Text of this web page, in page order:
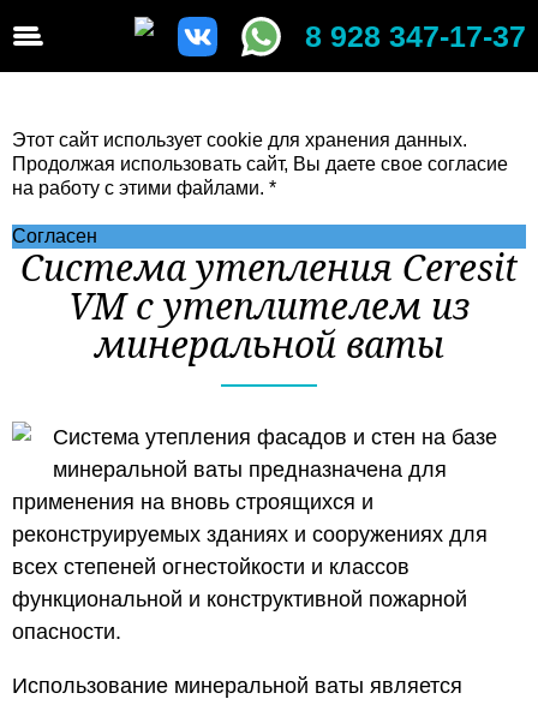
8 928 347-17-37
Этот сайт использует cookie для хранения данных.
Продолжая использовать сайт, Вы даете свое согласие
на работу с этими файлами. *
Согласен
Система утепления Ceresit
VM c утеплителем из
минеральной ваты
Система утепления фасадов и стен на базе
минеральной ваты предназначена для
применения на вновь строящихся и
реконструируемых зданиях и сооружениях для
всех степеней огнестойкости и классов
функциональной и конструктивной пожарной
опасности.
Использование минеральной ваты является